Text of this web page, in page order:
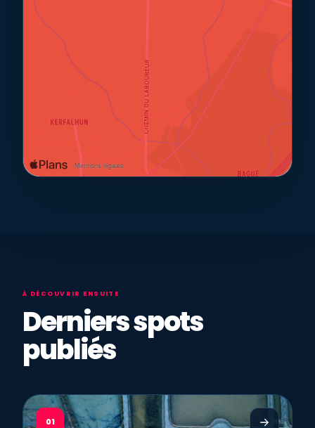
À DÉCOUVRIR ENSUITE
Derniers spots
publiés
01